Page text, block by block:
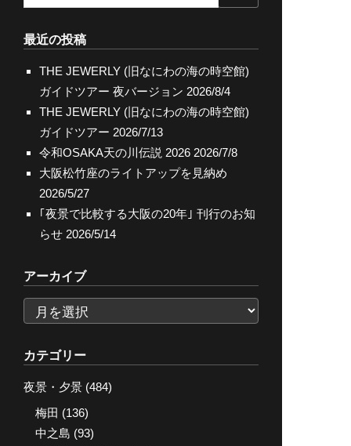
最近の投稿
THE JEWERLY (旧なにわの海の時空館)
ガイドツアー 夜バージョン 2026/8/4
THE JEWERLY (旧なにわの海の時空館)
ガイドツアー 2026/7/13
令和OSAKA天の川伝説 2026 2026/7/8
大阪松竹座のライトアップを見納め
2026/5/27
｢夜景で比較する大阪の20年｣ 刊行のお知
らせ 2026/5/14
アーカイブ
ー
カ
イ
ブ
カテゴリー
夜景・夕景 (484)
梅田 (136)
中之島 (93)